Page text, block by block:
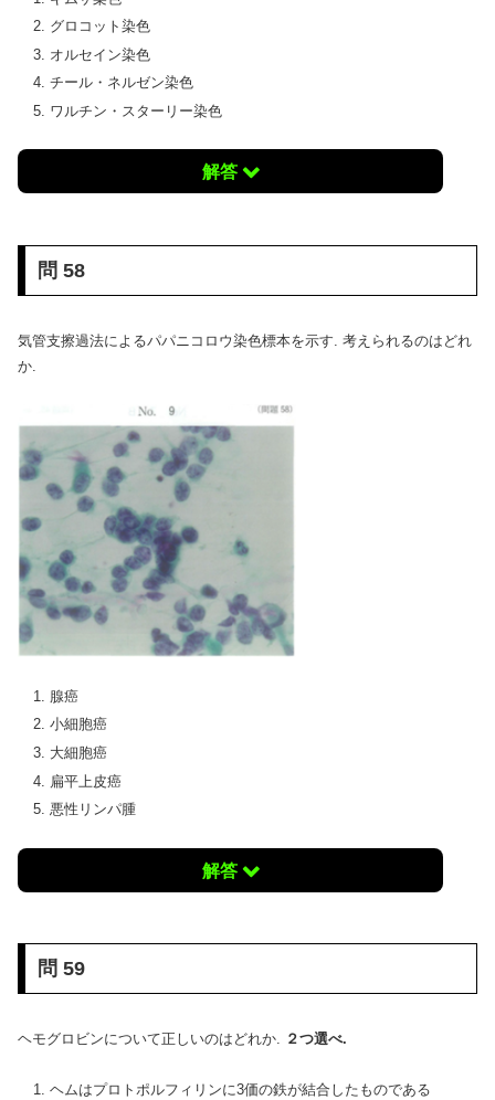
グロコット染色
オルセイン染色
チール・ネルゼン染色
ワルチン・スターリー染色
解答
問 58
気管支擦過法によるパパニコロウ染色標本を示す. 考えられるのはどれ
か.
腺癌
小細胞癌
大細胞癌
扁平上皮癌
悪性リンパ腫
解答
問 59
ヘモグロビンについて正しいのはどれか. ２つ選べ.
ヘムはプロトポルフィリンに3価の鉄が結合したものである